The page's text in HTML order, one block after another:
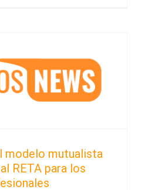
modelo mutualista
RETA para los